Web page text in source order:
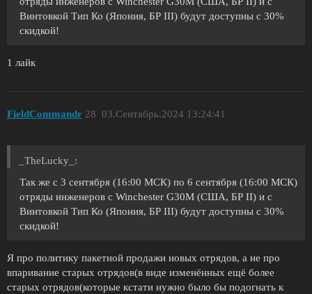
Винтовкой Тип Ко (Япония, БР III) будут доступны с 30%
скидкой!
1 лайк
FieldCommandr 03.Сентябрь.2024 13:24:41
28
_TheLucky_:
Так же с 3 сентября (16:00 МСК) по 6 сентября (16:00 МСК)
отряды инженеров с Winchester G30M (США, БР II) и с
Винтовкой Тип Ко (Япония, БР III) будут доступны с 30%
скидкой!
Я про политику пакетной продажи новых отрядов, а не про
впаривание старых отрядов(в виде изменённых ещё более
старых отрядов(которые кстати нужно было бы подогнать к